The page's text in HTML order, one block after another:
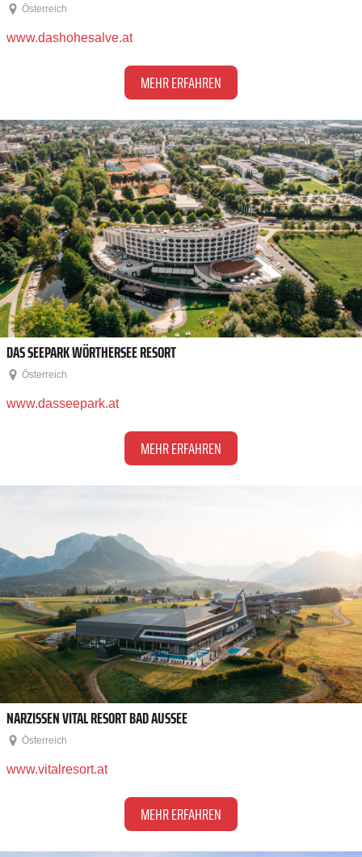
Österreich
www.dashohesalve.at
MEHR ERFAHREN
DAS SEEPARK WÖRTHERSEE RESORT
Österreich
www.dasseepark.at
MEHR ERFAHREN
NARZISSEN VITAL RESORT BAD AUSSEE
Österreich
www.vitalresort.at
MEHR ERFAHREN